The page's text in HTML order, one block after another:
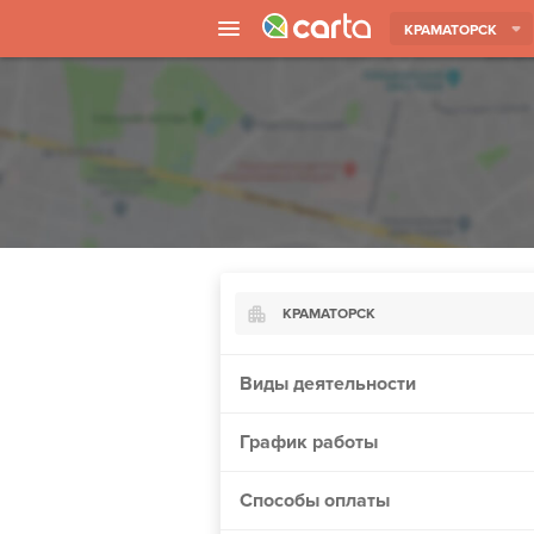
КРАМАТОРСК
КРАМАТОРСК
Борисполь
Виды деятельности
График работы
Способы оплаты